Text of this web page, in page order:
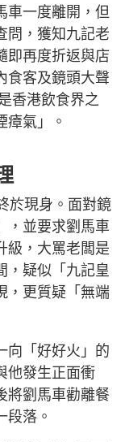
車一度離開，但
問，獲知九記老
即再度折返與店
食客及鏡頭大聲
香港飲食界之
氣」。
於現身。面對鏡
，並要求劉馬車
級，大罵老闆是
，疑似「九記皇
，更質疑「無端
向「好好火」的
他發生正面衝
將劉馬車勸離餐
段落。